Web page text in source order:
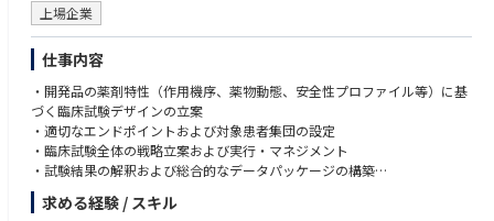
・チームビルディングおよび信頼構築のスキル。
・分析的・論理的思考および問題解決スキル。
・MS Officeアプリケーションの専門知識（例：Excel、Word、PowerPoin
t）。
上場企業
仕事内容
・開発品の薬剤特性（作用機序、薬物動態、安全性プロファイル等）に基
づく臨床試験デザインの立案
・適切なエンドポイントおよび対象患者集団の設定
・臨床試験全体の戦略立案および実行・マネジメント
・試験結果の解釈および総合的なデータパッケージの構築
・承認申請（国内外）を見据えた開発戦略の立案および申請資料の作成
・規制当局対応（相談戦略の立案、照会事項対応等）
求める経験 / スキル